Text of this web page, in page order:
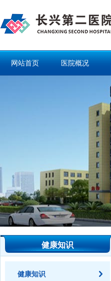
网站首页 医院概况
健康知识
健康知识